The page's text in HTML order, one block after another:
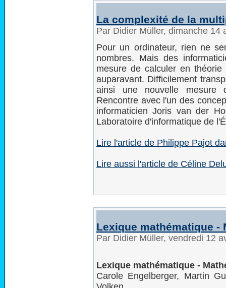
La complexité de la
Par Didier Müller, dimanche 14
Pour un ordinateur, rien ne
nombres. Mais des
mesure de calculer en
auparavant. Difficilement
ainsi une nouvelle mesure
Rencontre avec l'un des
informaticien Joris van der
Laboratoire d'informatique de
Lire l'article de Philippe Pajot
Lire aussi l'article de Céline
Lexique mathématique -
Par Didier Müller, vendredi 12
Lexique mathématique -
Carole Engelberger, Martin